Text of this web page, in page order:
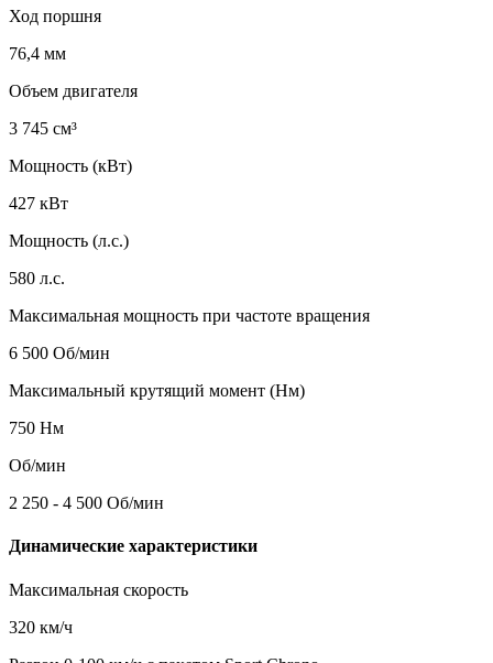
Ход поршня
76,4 мм
Объем двигателя
3 745 см³
Мощность (кВт)
427 кВт
Мощность (л.с.)
580 л.с.
Максимальная мощность при частоте вращения
6 500 Об/мин
Максимальный крутящий момент (Нм)
750 Нм
Об/мин
2 250 - 4 500 Об/мин
Динамические характеристики
Максимальная скорость
320 км/ч